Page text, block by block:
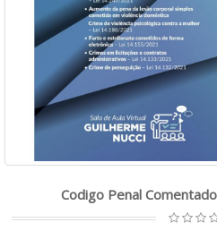
Codigo Penal